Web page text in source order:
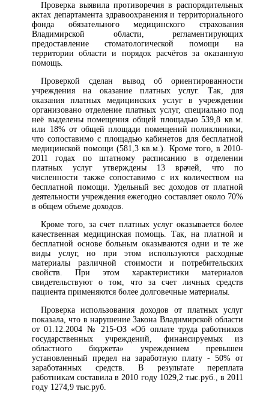
Проверка выявила противоречия в распорядительных
актах департамента здравоохранения и территориального
фонда обязательного медицинского страхования
Владимирской области, регламентирующих
предоставление стоматологической помощи на
территории области и порядок расчётов за оказанную
помощь.
Проверкой сделан вывод об ориентированности
учреждения на оказание платных услуг. Так, для
оказания платных медицинских услуг в учреждении
организовано отделение платных услуг, специально под
неё выделены помещения общей площадью 539,8 кв.м.
или 18% от общей площади помещений поликлиники,
что сопоставимо с площадью кабинетов для бесплатной
медицинской помощи (581,3 кв.м.). Кроме того, в 2010-
2011 годах по штатному расписанию в отделении
платных услуг утверждены 13 врачей, что по
численности также сопоставимо с их количеством на
бесплатной помощи. Удельный вес доходов от платной
деятельности учреждения ежегодно составляет около 70%
в общем объеме доходов.
Кроме того, за счет платных услуг оказывается более
качественная медицинская помощь. Так, на платной и
бесплатной основе больным оказываются одни и те же
виды услуг, но при этом используются расходные
материалы различной стоимости и потребительских
свойств. При этом характеристики материалов
свидетельствуют о том, что за счет личных средств
пациента применяются более долговечные материалы.
Проверка использования доходов от платных услуг
показала, что в нарушение Закона Владимирской области
от 01.12.2004 № 215-ОЗ «Об оплате труда работников
государственных учреждений, финансируемых из
областного бюджета» учреждением превышен
установленный предел на заработную плату - 50% от
заработанных средств. В результате переплата
работникам составила в 2010 году 1029,2 тыс.руб., в 2011
году 1274,9 тыс.руб.